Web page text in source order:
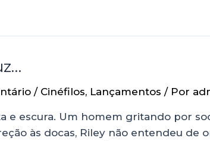
/ Cinéfilos, Lançamentos / Por
e escura. Um homem gritando por
às docas, Riley não entendeu